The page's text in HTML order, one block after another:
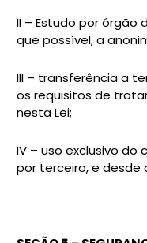
II – Estudo por órgão
que possível, a
III – transferência a
os requisitos de
nesta Lei;
IV – uso exclusivo do
por terceiro, e desde